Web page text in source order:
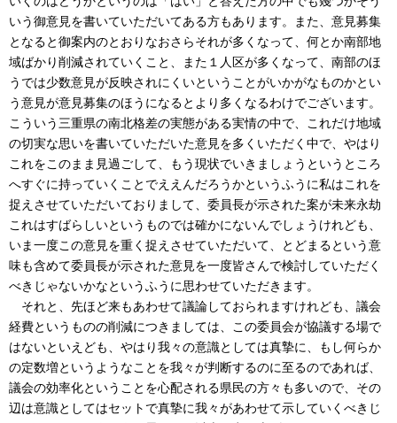
いう御意見を書いていただいてある方もあります。また、意見募集
となると御案内のとおりなおさらそれが多くなって、何とか南部地
域ばかり削減されていくこと、また１人区が多くなって、南部のほ
うでは少数意見が反映されにくいということがいかがなものかとい
う意見が意見募集のほうになるとより多くなるわけでございます。
こういう三重県の南北格差の実態がある実情の中で、これだけ地域
の切実な思いを書いていただいた意見を多くいただく中で、やはり
これをこのまま見過ごして、もう現状でいきましょうというところ
へすぐに持っていくことでええんだろうかというふうに私はこれを
捉えさせていただいておりまして、委員長が示された案が未来永劫
これはすばらしいというものでは確かにないんでしょうけれども、
いま一度この意見を重く捉えさせていただいて、とどまるという意
味も含めて委員長が示された意見を一度皆さんで検討していただく
べきじゃないかなというふうに思わせていただきます。
それと、先ほど来もあわせて議論しておられますけれども、議会
経費というものの削減につきましては、この委員会が協議する場で
はないといえども、やはり我々の意識としては真摯に、もし何らか
の定数増というようなことを我々が判断するのに至るのであれば、
議会の効率化ということを心配される県民の方々も多いので、その
辺は意識としてはセットで真摯に我々があわせて示していくべきじ